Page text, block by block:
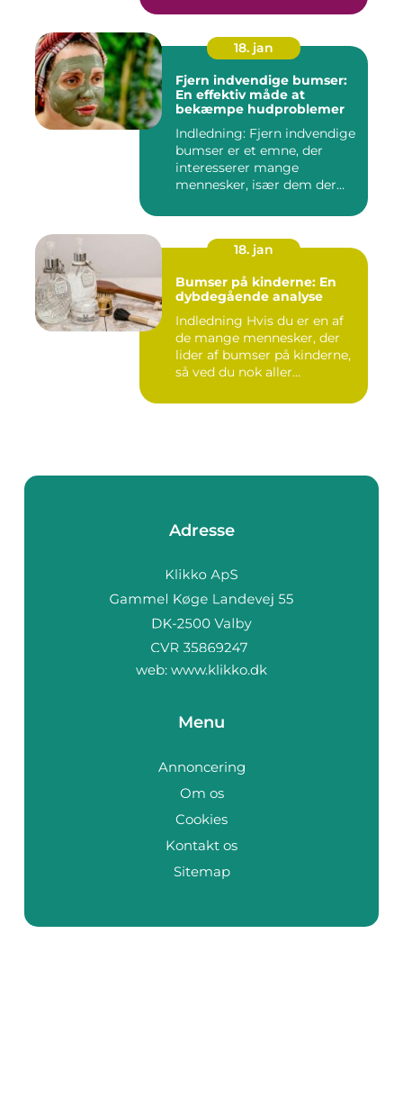
18. jan
Fjern indvendige bumser:
En effektiv måde at
bekæmpe hudproblemer
Indledning: Fjern indvendige
bumser er et emne, der
interesserer mange
mennesker, især dem der
18. jan
Bumser på kinderne: En
dybdegående analyse
Indledning Hvis du er en af
de mange mennesker, der
lider af bumser på kinderne,
så ved du nok aller...
Adresse
web: www.klikko.dk
Menu
Annoncering
Om os
Cookies
Kontakt os
Sitemap